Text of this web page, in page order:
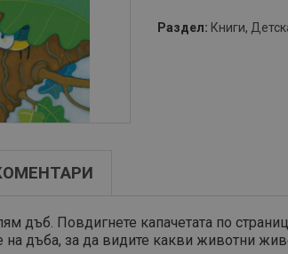
Раздел: Книги,
дъб. Повдигнете капачетата по
на дъба, за да видите какви животни